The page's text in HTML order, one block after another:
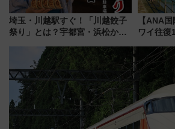
埼玉・川越駅すぐ！「川越餃子
祭り」とは？宇都宮・浜松から
を食べ比べ【7月25日・26日開
【ANA
ワイ往復
来春の
ツ路線ま